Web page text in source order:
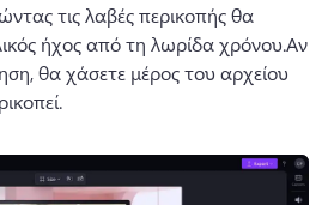
τις λαβές περικοπής θα
ήχος από τη λωρίδα χρόνου.Αν
θα χάσετε μέρος του αρχείου